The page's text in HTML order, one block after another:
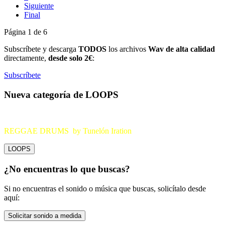
Siguiente
Final
Página 1 de 6
Subscríbete y descarga TODOS los archivos Wav de alta calidad
directamente, desde solo 2€:
Subscríbete
Nueva categoría de LOOPS
REGGAE DRUMS by Tunelón Iration
LOOPS
¿No encuentras lo que buscas?
Si no encuentras el sonido o música que buscas, solicítalo desde
aquí:
Solicitar sonido a medida